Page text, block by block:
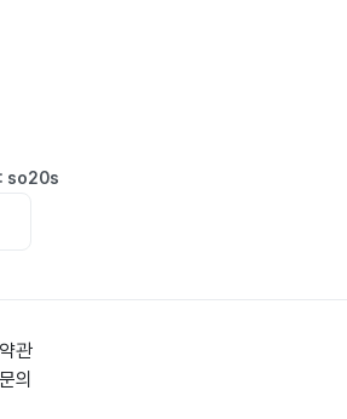
다.
끼들은
덜 받는 법
사 수주 형태와 현재의 차이
의 N.T.B(Non Technical Barrier)
들이 하는 일~~~~
: so20s
관
의